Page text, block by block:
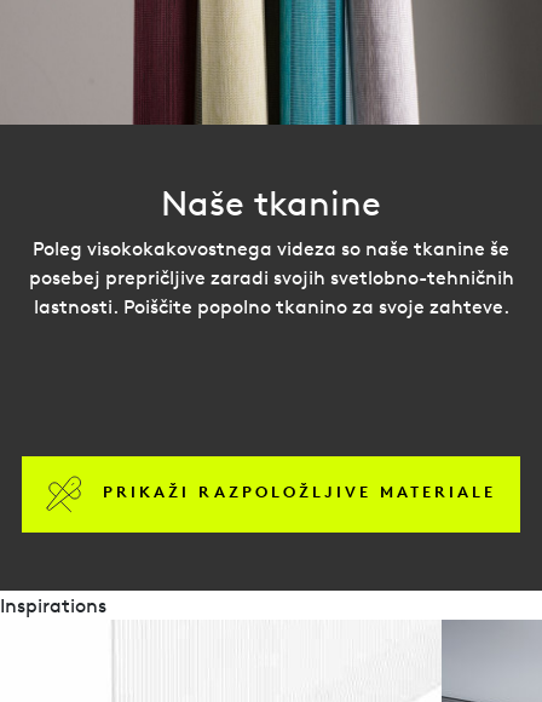
Naše tkanine
Poleg visokokakovostnega videza so naše tkanine še
posebej prepričljive zaradi svojih svetlobno-tehničnih
lastnosti. Poiščite popolno tkanino za svoje zahteve.
PRIKAŽI RAZPOLOŽLJIVE MATERIALE
Inspirations